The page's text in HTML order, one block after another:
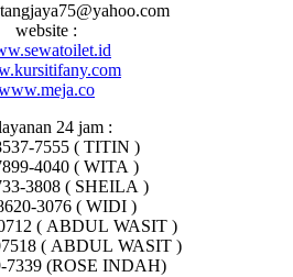
website :
24 jam :
7555 ( TITIN )
4040 ( WITA )
3808 ( SHEILA )
3076 ( WIDI )
( ABDUL WASIT )
( ABDUL WASIT )
7339 (ROSE INDAH)